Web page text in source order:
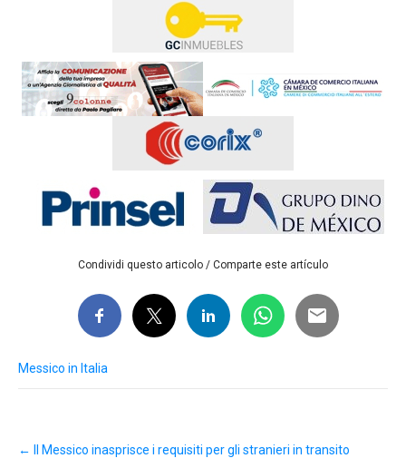
Condividi questo articolo / Comparte este artículo
Messico in Italia
navigation
← Il Messico inasprisce i requisiti per gli stranieri in transito